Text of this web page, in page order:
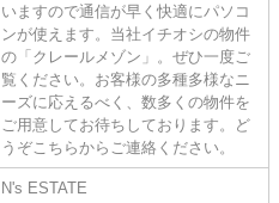
いますので通信が早く快適にパソコ
ンが使えます。当社イチオシの物件
の「クレールメゾン」。ぜひ一度ご
覧ください。お客様の多種多様なニ
ーズに応えるべく、数多くの物件を
ご用意してお待ちしております。ど
うぞこちらからご連絡ください。
N's ESTATE